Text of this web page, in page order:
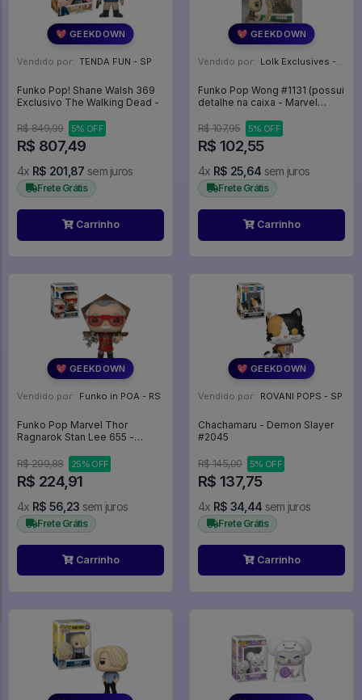
💖 GEEKDOWN
Vendido por: TENDA FUN - SP
Funko Pop! Shane Walsh 369
Exclusivo The Walking Dead -
R$ 849,99 5% OFF
R$ 807,49
4x R$ 201,87 sem juros
Frete Grátis
Carrinho
💖 GEEKDOWN
Vendido por: Lolk Exclusives - SP
Funko Pop Wong #1131 (possui
detalhe na caixa - Marvel
R$ 107,95
5% OFF
R$ 102,55
4x R$ 25,64 sem juros
Frete Grátis
Carrinho
💖 GEEKDOWN
Vendido por: Funko in POA - RS
Funko Pop Marvel Thor
Ragnarok Stan Lee 655 -
R$ 299,88
25% OFF
R$ 224,91
4x R$ 56,23 sem juros
Frete Grátis
Carrinho
💖 GEEKDOWN
Vendido por: ROVANI POPS - SP
Chachamaru - Demon Slayer
#2045
R$ 145,00 5% OFF
R$ 137,75
4x R$ 34,44 sem juros
Frete Grátis
Carrinho